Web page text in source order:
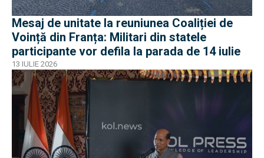
Mesaj de unitate la reuniunea Coaliției de
Voință din Franța: Militari din statele
participante vor defila la parada de 14 iulie
13 IULIE 2026